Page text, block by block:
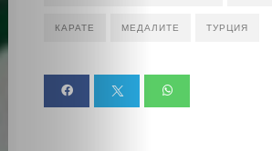
КАРАТЕ МЕДАЛИТЕ ТУРЦИЯ